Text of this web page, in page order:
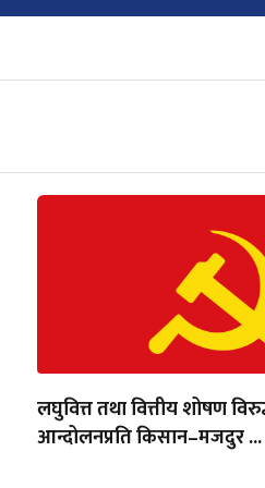
लघुवित्त तथा वित्तीय शोषण
आन्दोलनप्रति किसान–मजदुर ...